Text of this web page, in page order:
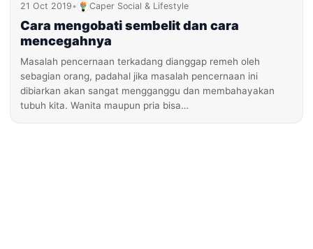
21 Oct 2019• Caper Social & Lifestyle
Cara mengobati sembelit dan cara
mencegahnya
Masalah pencernaan terkadang dianggap remeh oleh
sebagian orang, padahal jika masalah pencernaan ini
dibiarkan akan sangat mengganggu dan membahayakan
tubuh kita. Wanita maupun pria bisa…